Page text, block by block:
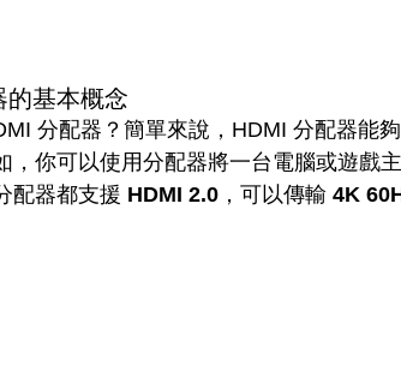
的基本概念
分配器？簡單來說，HDMI 分配器能
，你可以使用分配器將一台電腦或遊戲
配器都支援 HDMI 2.0 ，可以傳輸 4K